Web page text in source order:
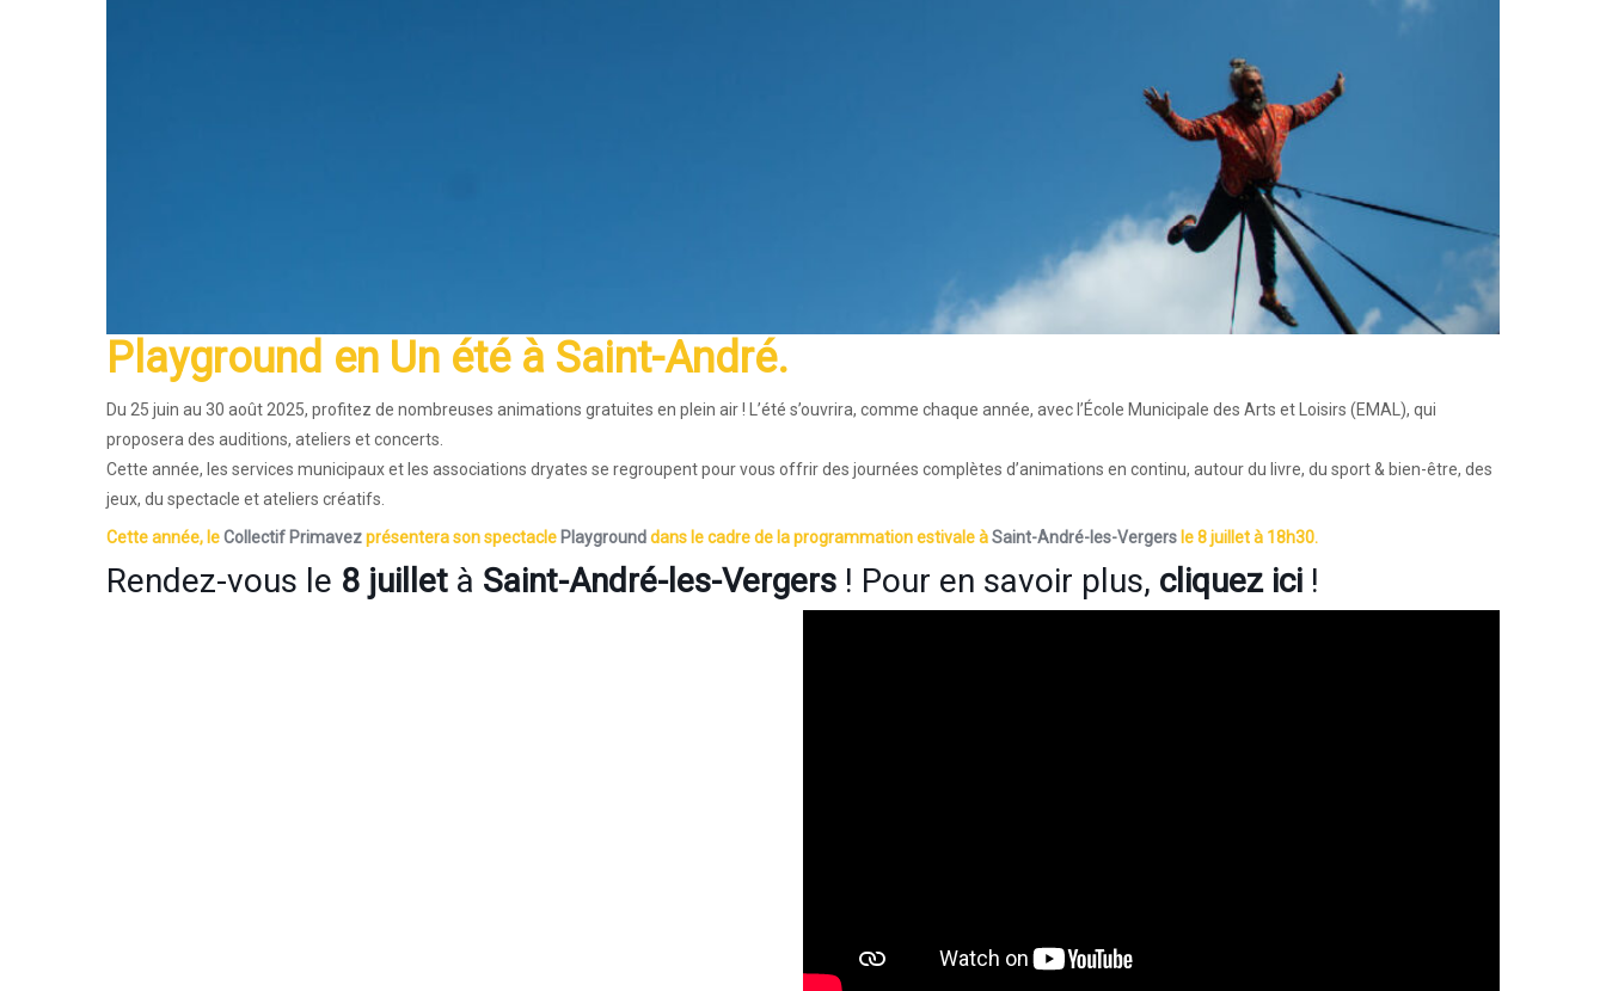
Playground en Un été à Saint-André.
Du 25 juin au 30 août 2025, profitez de nombreuses animations gratuites en plein air ! L’été s’ouvrira, comme chaque année, avec l’École Municipale des Arts et Loisirs (EMAL), qui
proposera des auditions, ateliers et concerts.
Cette année, les services municipaux et les associations dryates se regroupent pour vous offrir des journées complètes d’animations en continu, autour du livre, du sport & bien-être, des
jeux, du spectacle et ateliers créatifs.
Cette année, leCollectif Primavezprésentera son spectacle Playgrounddans le cadre de la programmation estivale àSaint-André-les-Vergers le 8 juillet à 18h30.
Rendez-vous le 8 juillet à Saint-André-les-Vergers ! Pour en savoir plus, cliquez ici !